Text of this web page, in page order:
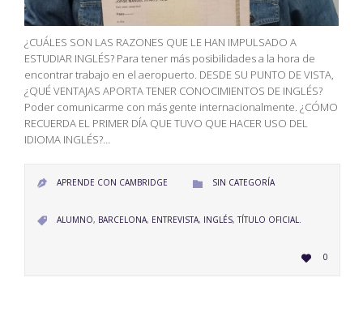
¿CUÁLES SON LAS RAZONES QUE LE HAN IMPULSADO A
ESTUDIAR INGLÉS? Para tener más posibilidades a la hora de
encontrar trabajo en el aeropuerto. DESDE SU PUNTO DE VISTA,
¿QUÉ VENTAJAS APORTA TENER CONOCIMIENTOS DE INGLÉS?
Poder comunicarme con más gente internacionalmente. ¿CÓMO
RECUERDA EL PRIMER DÍA QUE TUVO QUE HACER USO DEL
IDIOMA INGLÉS?…
 APRENDE CON CAMBRIDGE  CATEGORY
SIN CATEGORÍA
 CATEGORY
ALUMNO, BARCELONA, ENTREVISTA, INGLÉS,TÍTULO OFICIAL.
 LOVE
IT0